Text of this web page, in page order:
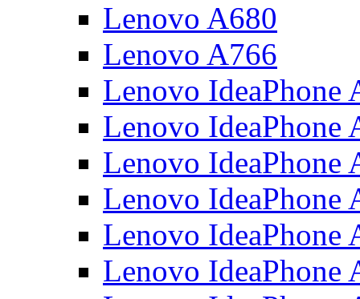
Lenovo A680
Lenovo A766
Lenovo IdeaPhone
Lenovo IdeaPhone
Lenovo IdeaPhone
Lenovo IdeaPhone
Lenovo IdeaPhone
Lenovo IdeaPhone